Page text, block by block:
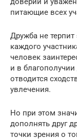
питающие всех
Дружба не
каждого
человек
и в
отводится
увлечения.
Но при этом
дополнять друг
точки зрения о